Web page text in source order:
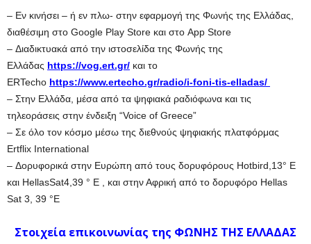
– Εν κινήσει – ή εν πλω- στην εφαρμογή της Φωνής της Ελλάδας,
διαθέσιμη στο Google Play Store και στο App Store
– Διαδικτυακά από την ιστοσελίδα της Φωνής της
Ελλάδας https://vog.ert.gr/ και το
ERTecho https://www.ertecho.gr/radio/i-foni-tis-elladas/
– Στην Ελλάδα, μέσα από τα ψηφιακά ραδιόφωνα και τις
τηλεοράσεις στην ένδειξη “Voice of Greece”
– Σε όλο τον κόσμο μέσω της διεθνούς ψηφιακής πλατφόρμας
Ertflix International
– Δορυφορικά στην Ευρώπη από τους δορυφόρους Hotbird,13° E
και HellasSat4,39 ° E , και στην Αφρική από το δορυφόρο Hellas
Sat 3, 39 °E
Στοιχεία επικοινωνίας της ΦΩΝΗΣ ΤΗΣ ΕΛΛΑΔΑΣ